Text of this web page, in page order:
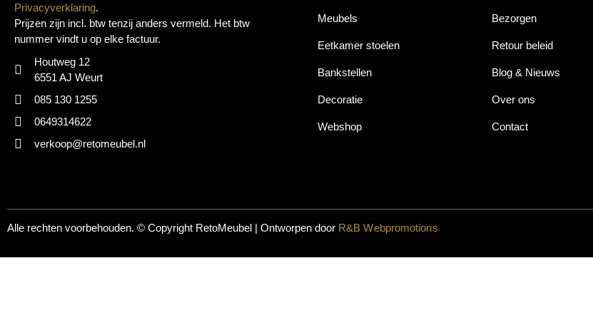
Privacyverklaring.
Prijzen zijn incl. btw tenzij anders vermeld. Het btw
nummer vindt u op elke factuur.
Houtweg 12
6551 AJ Weurt
085 130 1255
0649314622
verkoop@retomeubel.nl
Meubels
Eetkamer stoelen
Bankstellen
Decoratie
Webshop
Bezorgen
Retour beleid
Blog & Nieuws
Over ons
Contact
Alle rechten voorbehouden. © Copyright RetoMeubel | Ontworpen door R&B Webpromotions